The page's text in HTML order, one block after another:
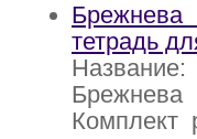
тетрадь
Комплект